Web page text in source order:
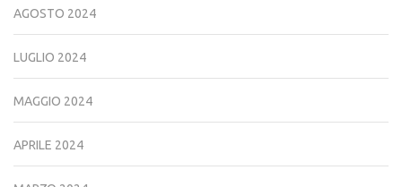
AGOSTO 2024
LUGLIO 2024
MAGGIO 2024
APRILE 2024